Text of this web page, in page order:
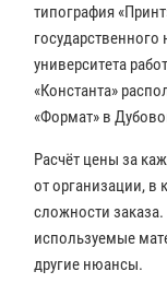
типография
университета
«Константа»
«Формат» в
Расчёт цены за
от организации, в
сложности
используемые
другие нюансы.